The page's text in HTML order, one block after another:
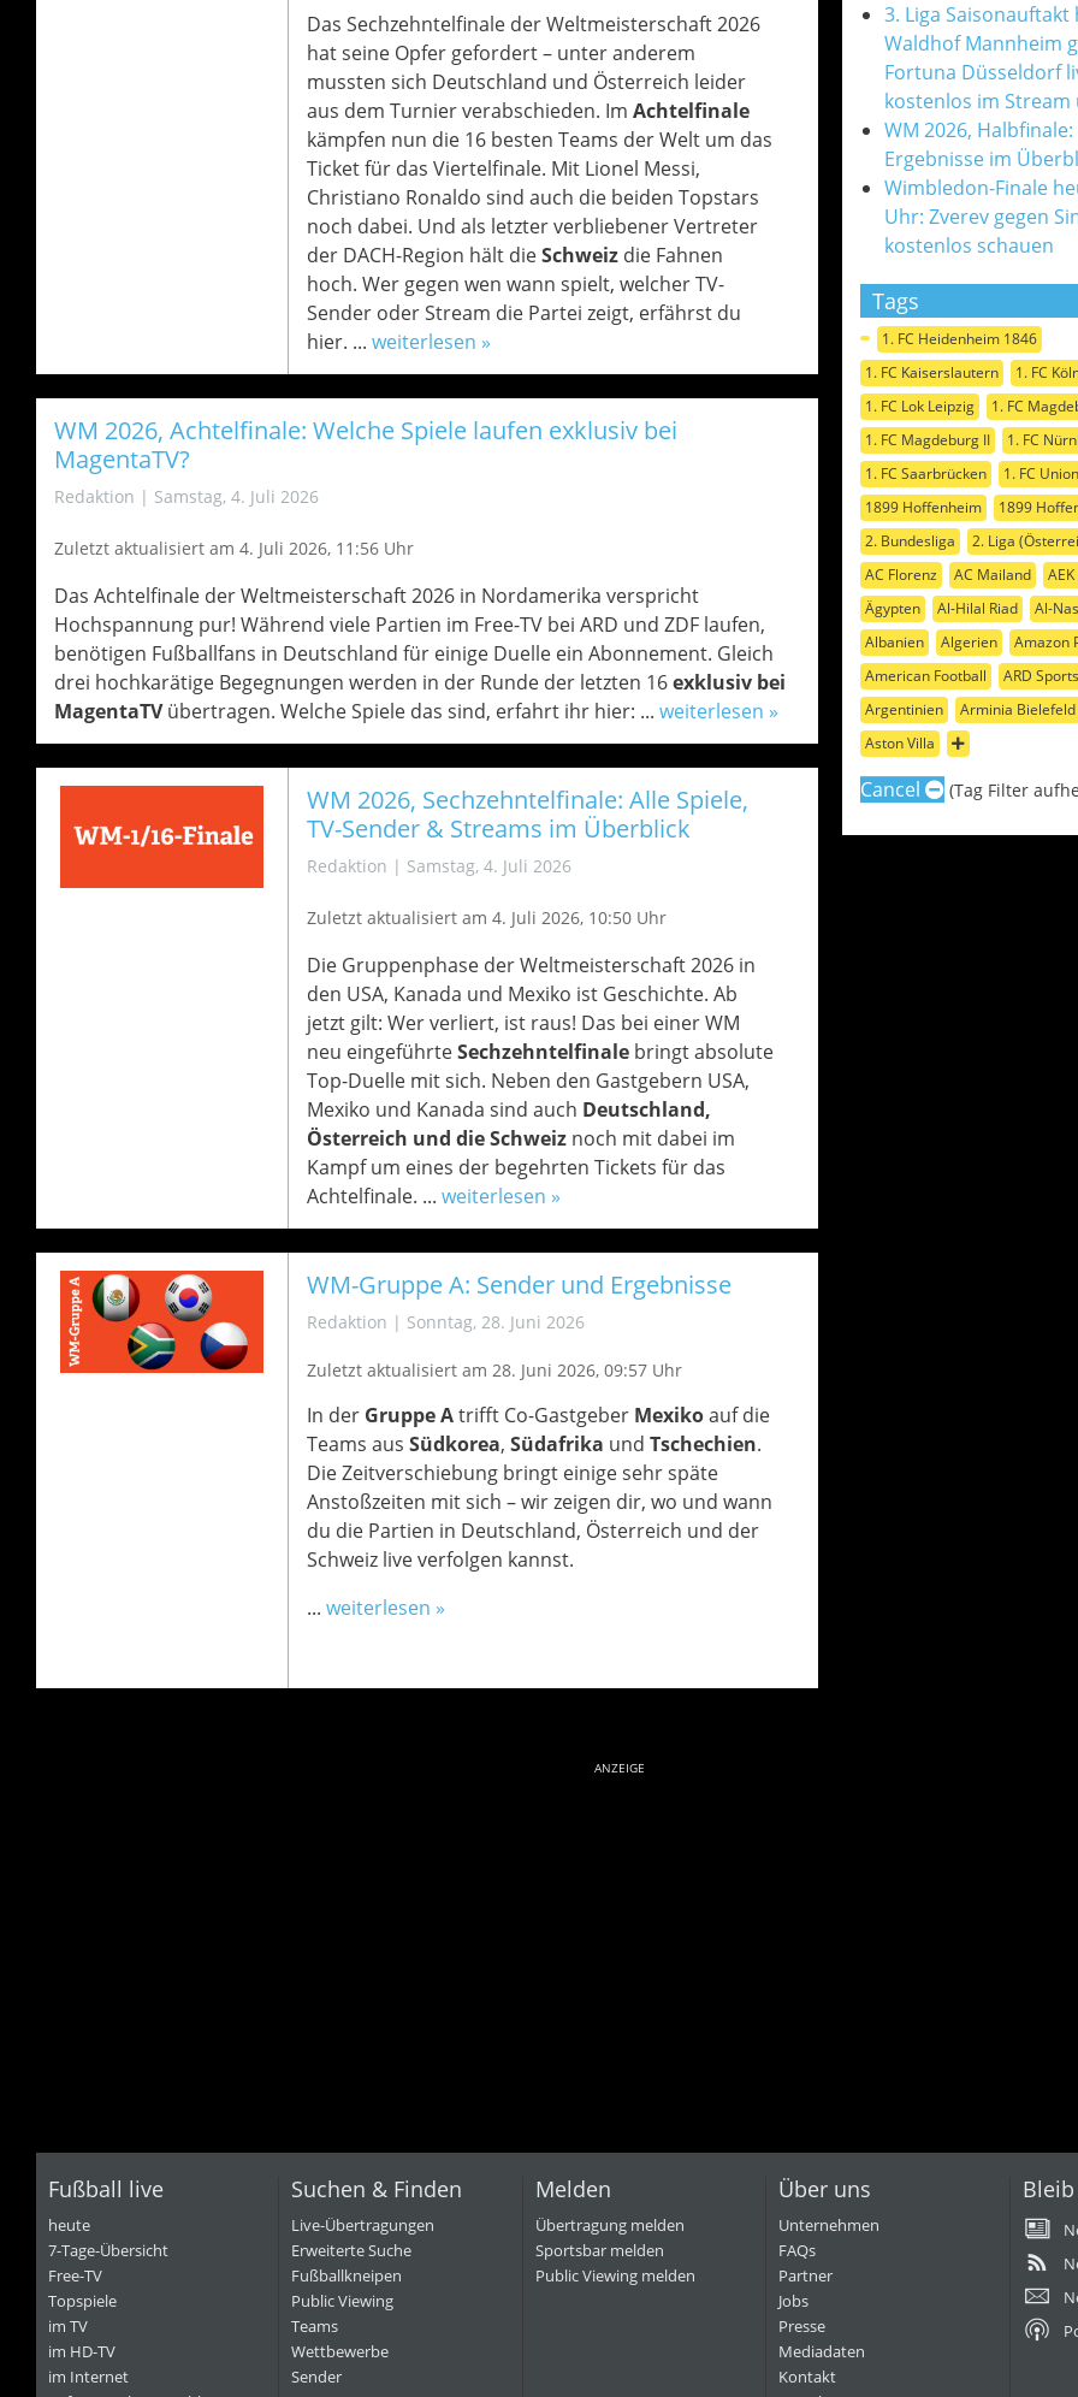
Das Sechzehntelfinale der Weltmeisterschaft 2026
hat seine Opfer gefordert – unter anderem
mussten sich Deutschland und Österreich leider
aus dem Turnier verabschieden. Im Achtelfinale
kämpfen nun die 16 besten Teams der Welt um das
Ticket für das Viertelfinale. Mit Lionel Messi,
Christiano Ronaldo sind auch die beiden Topstars
noch dabei. Und als letzter verbliebener Vertreter
der DACH-Region hält dieSchweizdie Fahnen
hoch. Wer gegen wen wann spielt, welcher TV-
Sender oder Stream die Partei zeigt, erfährst du
hier. ... weiterlesen »
WM 2026, Achtelfinale: Welche Spiele laufen exklusiv bei
MagentaTV?
Redaktion | Samstag, 4. Juli 2026
Zuletzt aktualisiert am 4. Juli 2026, 11:56 Uhr
Das Achtelfinale der Weltmeisterschaft 2026 in Nordamerika verspricht
Hochspannung pur! Während viele Partien im Free-TV bei ARD und ZDF laufen,
benötigen Fußballfans in Deutschland für einige Duelle ein Abonnement. Gleich
drei hochkarätige Begegnungen werden in der Runde der letzten 16exklusiv bei
MagentaTVübertragen. Welche Spiele das sind, erfahrt ihr hier: ... weiterlesen »
WM 2026, Sechzehntelfinale: Alle Spiele,
TV-Sender & Streams im Überblick
Redaktion | Samstag, 4. Juli 2026
Zuletzt aktualisiert am 4. Juli 2026, 10:50 Uhr
Die Gruppenphase der Weltmeisterschaft 2026 in
den USA, Kanada und Mexiko ist Geschichte. Ab
jetzt gilt: Wer verliert, ist raus! Das bei einer WM
neu eingeführteSechzehntelfinalebringt absolute
Top-Duelle mit sich. Neben den Gastgebern USA,
Mexiko und Kanada sind auch Deutschland,
Österreich und die Schweiznoch mit dabei im
Kampf um eines der begehrten Tickets für das
Achtelfinale. ... weiterlesen »
WM-Gruppe A: Sender und Ergebnisse
Redaktion | Sonntag, 28. Juni 2026
Zuletzt aktualisiert am 28. Juni 2026, 09:57 Uhr
In der Gruppe Atrifft Co-Gastgeber Mexikoauf die
Teams aus Südkorea, Südafrika und Tschechien.
Die Zeitverschiebung bringt einige sehr späte
Anstoßzeiten mit sich – wir zeigen dir, wo und wann
du die Partien in Deutschland, Österreich und der
Schweiz live verfolgen kannst.
... weiterlesen »
3. Liga Saisonauftakt
Waldhof Mannheim
Fortuna Düsseldorf
kostenlos im Stream
WM 2026, Halbfinale:
Ergebnisse im
Wimbledon-Finale
Uhr: Zverev gegen
kostenlos schauen
Tags
1. FC Heidenheim 1846
1. FC Kaiserslautern
1. FC
1. FC Lok Leipzig
1. FC
1. FC Magdeburg II
1. FC
1. FC Saarbrücken
1. FC
1899 Hoffenheim
1899
2. Bundesliga
2. Liga
AC Florenz
AC Mailand
Ägypten
Al-Hilal Riad
Al-
Albanien
Algerien
Amazon
American Football
ARD
Argentinien
Arminia Bielefeld
Aston Villa
Cancel (Tag Filter
ANZEIGE
Fußball live
heute
7-Tage-Übersicht
Free-TV
Topspiele
im TV
im HD-TV
im Internet
Suchen & Finden
Live-Übertragungen
Erweiterte Suche
Fußballkneipen
Public Viewing
Teams
Wettbewerbe
Sender
Melden
Übertragung melden
Sportsbar melden
Public Viewing melden
Über uns
Unternehmen
FAQs
Partner
Jobs
Presse
Mediadaten
Kontakt